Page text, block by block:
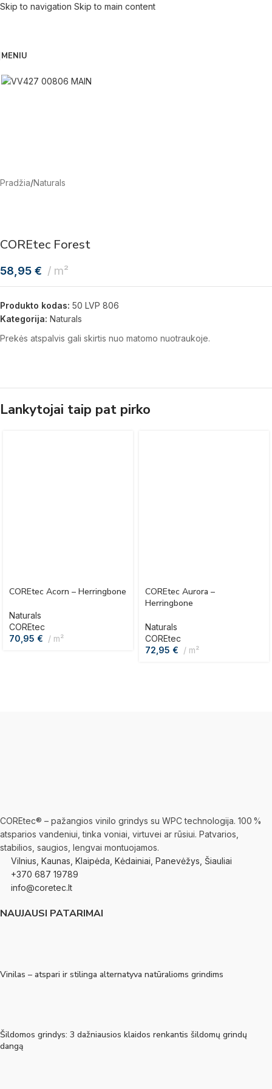
Skip to navigation Skip to main content
MENIU
Pradžia/Naturals
COREtec Forest
58,95 € m²
Produkto kodas: 50 LVP 806
Kategorija: Naturals
Prekės atspalvis gali skirtis nuo matomo nuotraukoje.
Lankytojai taip pat pirko
COREtec Acorn – Herringbone
Naturals
COREtec
70,95 € m²
COREtec Aurora –
Herringbone
Naturals
COREtec
72,95 € m²
COREtec® – pažangios vinilo grindys su WPC technologija. 100 %
atsparios vandeniui, tinka voniai, virtuvei ar rūsiui. Patvarios,
stabilios, saugios, lengvai montuojamos.
Vilnius, Kaunas, Klaipėda, Kėdainiai, Panevėžys, Šiauliai
+370 687 19789
info@coretec.lt
NAUJAUSI PATARIMAI
Vinilas – atspari ir stilinga alternatyva natūralioms grindims
Šildomos grindys: 3 dažniausios klaidos renkantis šildomų grindų
dangą